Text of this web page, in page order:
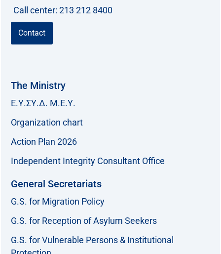
Call center: 213 212 8400
Contact
The Ministry
Ε.Υ.ΣΥ.Δ. Μ.Ε.Υ.
Organization chart
Action Plan 2026
Independent Integrity Consultant Office
General Secretariats
G.S. for Migration Policy
G.S. for Reception of Asylum Seekers
G.S. for Vulnerable Persons & Institutional